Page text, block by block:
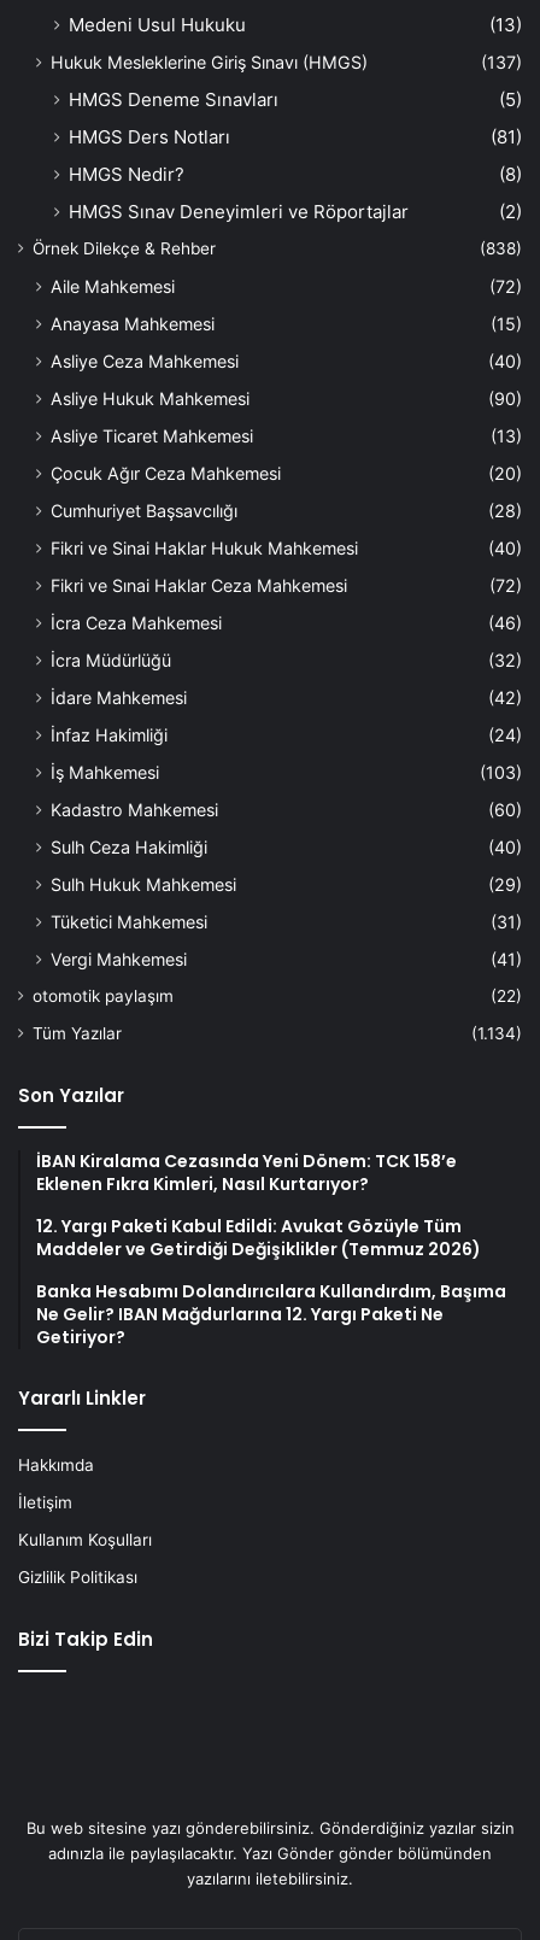
Medeni Usul Hukuku
(13)
Hukuk Mesleklerine Giriş Sınavı (HMGS) (137)
HMGS Deneme Sınavları
(5)
HMGS Ders Notları
(81)
HMGS Nedir?
(8)
HMGS Sınav Deneyimleri ve Röportajlar
(2)
Örnek Dilekçe & Rehber (838)
Aile Mahkemesi
(72)
Anayasa Mahkemesi
(15)
Asliye Ceza Mahkemesi
(40)
Asliye Hukuk Mahkemesi
(90)
Asliye Ticaret Mahkemesi
(13)
Çocuk Ağır Ceza Mahkemesi
(20)
Cumhuriyet Başsavcılığı
(28)
Fikri ve Sinai Haklar Hukuk Mahkemesi
(40)
Fikri ve Sınai Haklar Ceza Mahkemesi
(72)
İcra Ceza Mahkemesi
(46)
İcra Müdürlüğü
(32)
İdare Mahkemesi
(42)
İnfaz Hakimliği
(24)
İş Mahkemesi
(103)
Kadastro Mahkemesi
(60)
Sulh Ceza Hakimliği
(40)
Sulh Hukuk Mahkemesi
(29)
Tüketici Mahkemesi
(31)
Vergi Mahkemesi
(41)
otomotik paylaşım
(22)
Tüm Yazılar
(1.134)
Son Yazılar
İBAN Kiralama Cezasında Yeni Dönem: TCK 158’e
Eklenen Fıkra Kimleri, Nasıl Kurtarıyor?
12. Yargı Paketi Kabul Edildi: Avukat Gözüyle Tüm
Maddeler ve Getirdiği Değişiklikler (Temmuz 2026)
Banka Hesabımı Dolandırıcılara Kullandırdım, Başıma
Ne Gelir? IBAN Mağdurlarına 12. Yargı Paketi Ne
Getiriyor?
Yararlı Linkler
Hakkımda
İletişim
Kullanım Koşulları
Gizlilik Politikası
Bizi Takip Edin
Bu web sitesine yazı gönderebilirsiniz. Gönderdiğiniz yazılar sizin
adınızla ile paylaşılacaktır. Yazı Gönder gönder bölümünden
yazılarını iletebilirsiniz.